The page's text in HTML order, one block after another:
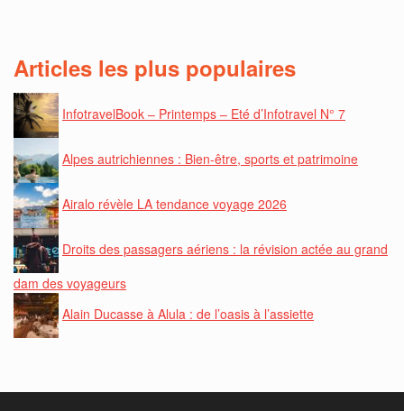
Articles les plus populaires
InfotravelBook – Printemps – Eté d’Infotravel N° 7
Alpes autrichiennes : Bien-être, sports et patrimoine
Airalo révèle LA tendance voyage 2026
Droits des passagers aériens : la révision actée au grand
dam des voyageurs
Alain Ducasse à Alula : de l’oasis à l’assiette